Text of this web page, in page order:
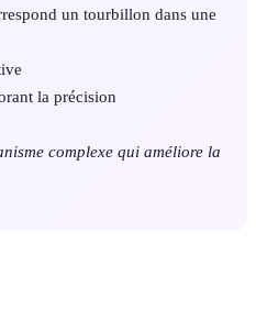
un tourbillon dans une
la précision
complexe qui améliore la